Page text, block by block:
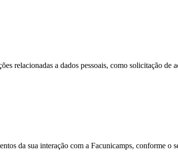
relacionadas a dados pessoais, como solicitação
da sua interação com a Facunicamps, conforme